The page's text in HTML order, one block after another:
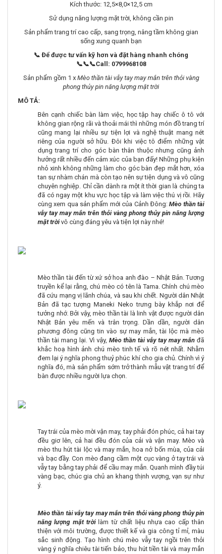
Kích thước: 12,5×8,0×12,5 cm
Sử dụng năng lượng mặt trời, không cần pin
Sản phẩm trang trí cao cấp, sang trọng, nâng tầm không gian
sống xung quanh bạn
📞 Để được tư vấn kỹ hơn và đặt hàng nhanh chóng
📞📞📞Call: 0799968108
Sản phẩm gồm 1 x Mèo thần tài vẫy tay may mắn trên thỏi vàng
phong thủy pin năng lượng mặt trời
MÔ TẢ:
Bên cạnh chiếc bàn làm việc, học tập hay chiếc ô tô với
không gian rộng rãi và thoải mái thì những món đồ trang trí
cũng mang lại nhiều sự tiện lợi và nghệ thuật mang nét
riêng của người sở hữu. Đôi khi việc tô điểm những vật
dụng trang trí cho góc bàn thân thuộc nhưng cũng ảnh
hưởng rất nhiều đến cảm xúc của bạn đấy! Những phụ kiện
nhỏ xinh không những làm cho góc bàn đẹp mắt hơn, xóa
tan sự nhàm chán mà còn tạo nên sự tiện dụng và vô cũng
chuyên nghiệp. Chỉ cần dành ra một ít thời gian là chúng ta
đã có ngay một khu vực học tập và làm việc thú vị rồi. Hãy
cùng xem qua sản phẩm mới của Cảnh Đông:Mèo thần tài
vẫy tay may mắn trên thỏi vàng phong thủy pin năng lượng
mặt trờivô cùng đáng yêu và tiện lợi này nhé!
Mèo thần tài đến từ xứ sở hoa anh đào – Nhật Bản. Tương
truyền kể lại rằng, chú mèo có tên là Tama. Chính chú mèo
đã cứu mạng vị lãnh chúa, và sau khi chết. Người dân Nhật
Bản đã tạc tượng Maneki Neko trưng bày khắp nơi để
tưởng nhớ. Bởi vậy, mèo thần tài là linh vật được người dân
Nhật Bản yêu mến và trân trọng. Dần dần, người dân
phương đông cũng tin vào sự may mắn, tài lộc mà mèo
thần tài mang lại. Vì vậy, Mèo thần tài vẫy tay may mắn đã
khắc hoạ hình ảnh chú mèo tinh tế và rõ nét nhất. Nhằm
đem lại ý nghĩa phong thuỷ phúc khí cho gia chủ. Chính vì ý
nghĩa đó, mà sản phẩm sớm trở thành mẫu vật trang trí để
bàn được nhiều người lựa chọn.
Tay trái của mèo mời vận may, tay phải đón phúc, cả hai tay
đều giơ lên, cả hai đều đón của cải và vận may. Mèo và
mèo thu hút tài lộc và may mắn, hoa nở bốn mùa, của cải
và bạc đầy. Con mèo đang cầm một cục vàng ở tay trái và
vẫy tay bằng tay phải để cầu may mắn. Quanh mình đầy túi
vàng bạc, chúc gia chủ an khang thịnh vượng, vạn sự như
ý.
Mèo thần tài vẫy tay may mắn trên thỏi vàng phong thủy pin
năng lượng mặt trời làm từ chất liệu nhựa cao cấp thân
thiện với môi trường, được thiết kế và gia công tỉ mỉ, màu
sắc sinh động. Tạo hình chú mèo vẫy tay ngồi trên thỏi
vàng ý nghĩa chiêu tài tiến bảo, thu hút tiền tài và may mắn